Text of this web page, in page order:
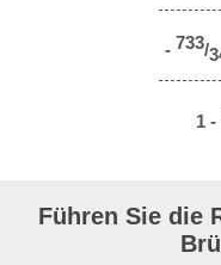
- 733/
1 -
Führen Sie die